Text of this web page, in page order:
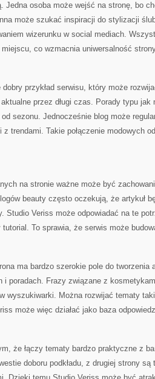
Jedna osoba może wejść na stronę, bo
może szukać inspiracji do stylizacji
wizerunku w social mediach.
co wzmacnia uniwersalność
przykład serwisu, który może
przez długi czas. Porady typu jak
sezonu. Jednocześnie blog może
trendami. Takie połączenie modowych
na stronie ważne może być
beauty często oczekują, że artykuł
Studio Veriss może odpowiadać na te
To sprawia, że serwis może
ma bardzo szerokie pole do tworzenia
i poradach. Frazy związane z
wyszukiwarki. Można rozwijać tematy
może więc działać jako baza
że łączy tematy bardzo praktyczne z
doboru podkładu, z drugiej strony